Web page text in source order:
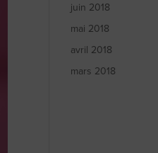
juin 2018
mai 2018
avril 2018
mars 2018